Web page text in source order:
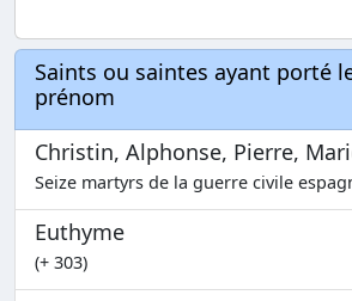
Saints ou saintes ayant porté
prénom
Christin, Alphonse, Pierre,
Seize martyrs de la guerre civile
Euthyme
(+ 303)